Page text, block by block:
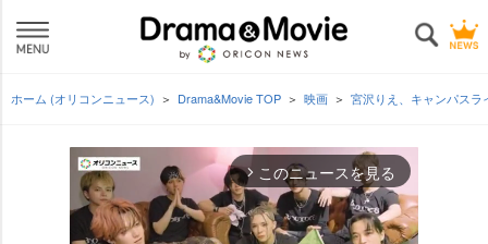
ホーム (オリコンニュース) Drama&Movie TOP 映画 宮沢りえ、キャンパス
arrow_forward_ios このニュースを見る